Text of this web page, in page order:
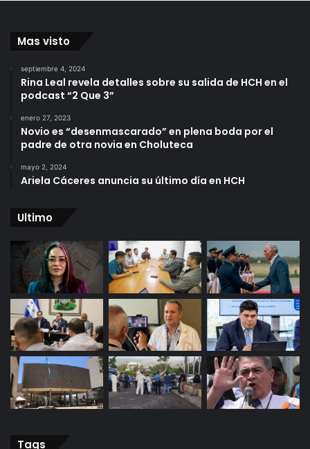
Mas visto
septiembre 4, 2024
Rina Leal revela detalles sobre su salida de HCH en el
podcast “2 Que 3”
enero 27, 2023
Novio es “desenmascarado” en plena boda por el
padre de otra novia en Choluteca
mayo 2, 2024
Ariela Cáceres anuncia su último día en HCH
Ultimo
Tags